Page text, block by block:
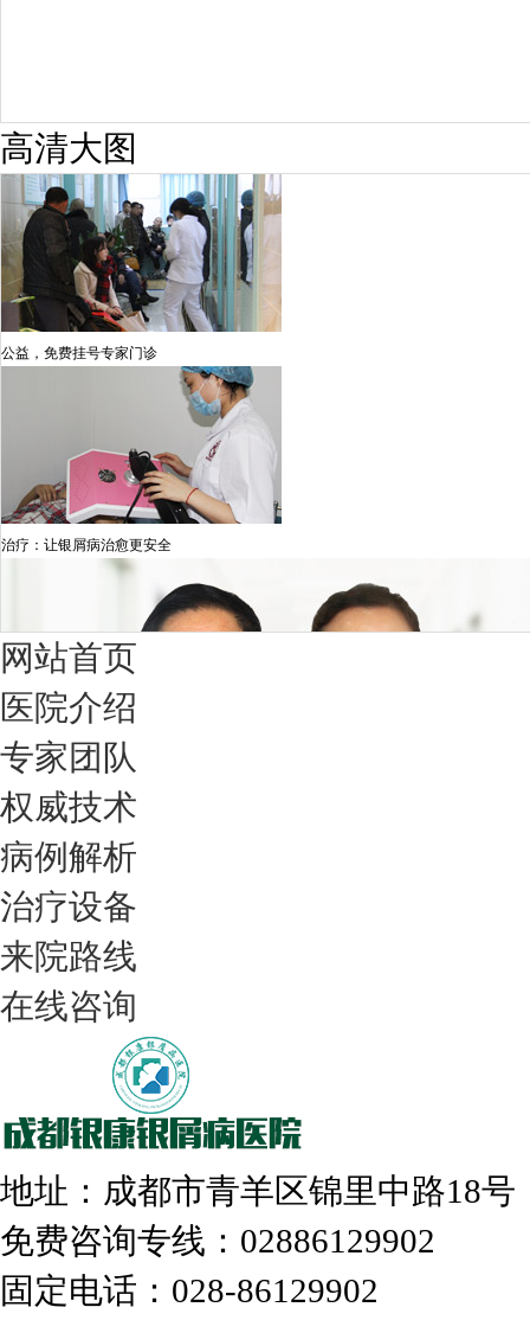
高清大图
公益，免费挂号专家门诊
治疗：让银屑病治愈更安全
我们只治银屑病，我们在成都坐诊
308nm激光：银屑病治疗更高效
走进成都：满足您的治愈需求
网站首页
医院介绍
专家团队
权威技术
病例解析
治疗设备
来院路线
在线咨询
地址：成都市青羊区锦里中路18
免费咨询专线：02886129902
固定电话：028-86129902